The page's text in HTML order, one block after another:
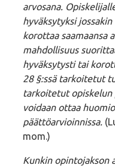
arvosana.
hyväksytyksi
korottaa saamaansa
mahdollisuus
hyväksytysti tai
28 §:ssä tarkoitetut
tarkoitetut opiskelun
voidaan ottaa
päättöarvioinnissa.
mom.)
Kunkin opintojakson